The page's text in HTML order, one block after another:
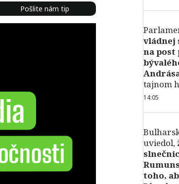
Pošlite nám tip
vládnej
na post
tajnom
14:05
uviedol,
toho,